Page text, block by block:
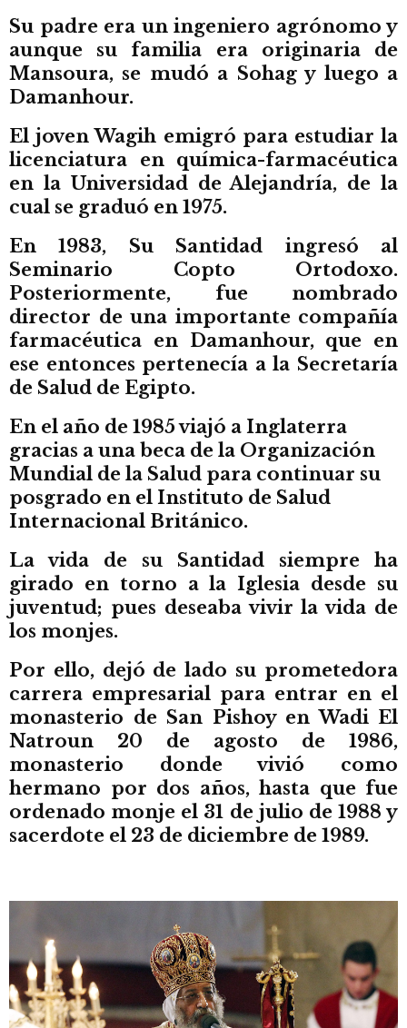
Su padre era un ingeniero agrónomo y
aunque su familia era originaria de
Mansoura, se mudó a Sohag y luego a
Damanhour.
El joven Wagih emigró para estudiar la
licenciatura en química-farmacéutica
en la Universidad de Alejandría, de la
cual se graduó en 1975.
En 1983, Su Santidad ingresó al
Seminario Copto Ortodoxo.
Posteriormente, fue nombrado
director de una importante compañía
farmacéutica en Damanhour, que en
ese entonces pertenecía a la Secretaría
de Salud de Egipto.
En el año de 1985 viajó a Inglaterra
gracias a una beca de la Organización
Mundial de la Salud para continuar su
posgrado en el Instituto de Salud
Internacional Británico.
La vida de su Santidad siempre ha
girado en torno a la Iglesia desde su
juventud; pues deseaba vivir la vida de
los monjes.
Por ello, dejó de lado su prometedora
carrera empresarial para entrar en el
monasterio de San Pishoy en Wadi El
Natroun 20 de agosto de 1986,
monasterio donde vivió como
hermano por dos años, hasta que fue
ordenado monje el 31 de julio de 1988 y
sacerdote el 23 de diciembre de 1989.